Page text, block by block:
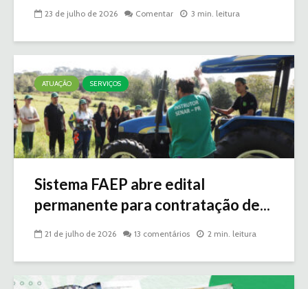
23 de julho de 2026 Comentar 3 min. leitura
ATUAÇÃO SERVIÇOS
Sistema FAEP abre edital
permanente para contratação de...
21 de julho de 2026 13 comentários 2 min. leitura